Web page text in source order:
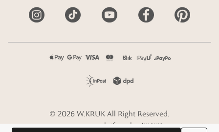
© 2026 W.KRUK All Right Reserved.
e-commerce platform by